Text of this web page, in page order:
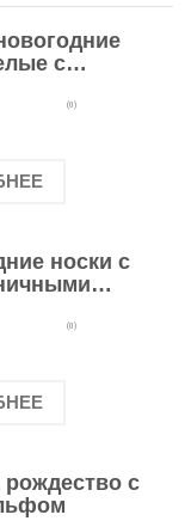
с
(0)
носки с
(0)
рождество с